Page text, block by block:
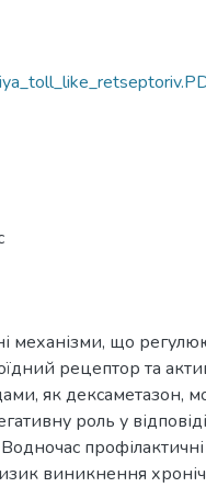
механізми, що
рецептор та
як дексаметазон,
роль у
Водночас
виникнення